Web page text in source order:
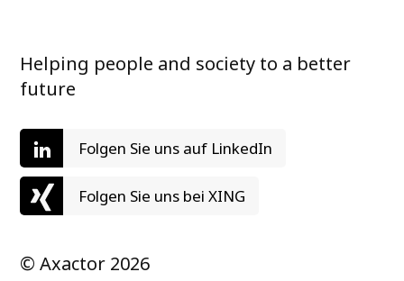
Helping people and society to a better
future
Folgen Sie uns auf LinkedIn
Folgen Sie uns bei XING
© Axactor 2026